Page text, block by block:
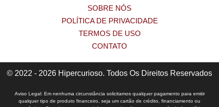
SOBRE NÓS
POLÍTICA DE PRIVACIDADE
TERMOS DE USO
CONTATO
© 2022 - 2026 Hipercurioso. Todos Os Direitos Reservados
Aviso Legal: Em nenhuma circunstância solicitamos qualquer pagamento para emitir
qualquer tipo de produto financeiro, seja um cartão de crédito, financiamento ou